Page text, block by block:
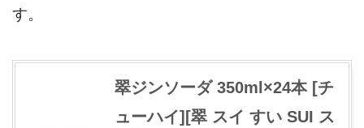
す。
翠ジンソーダ 350ml×24本 [チ
ューハイ][翠 スイ すい SUI ス